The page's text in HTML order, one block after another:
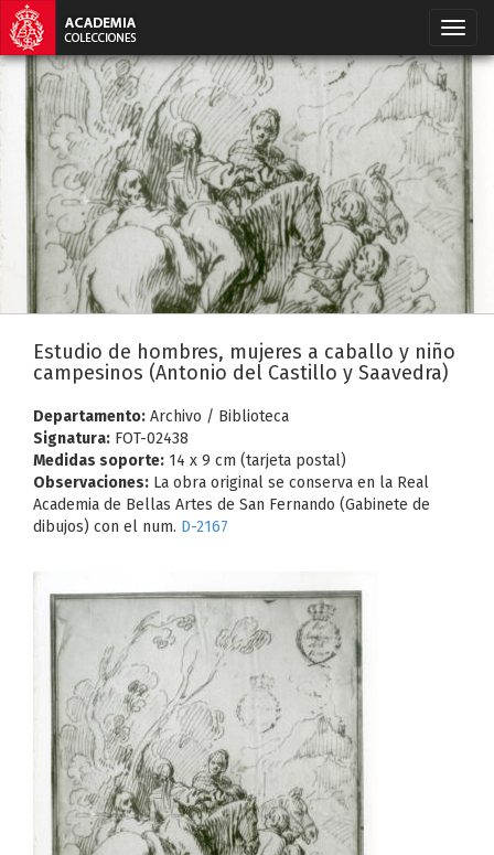
Estudio de hombres, mujeres a caballo y niño
campesinos (Antonio del Castillo y Saavedra)
Departamento: Archivo / Biblioteca
Signatura: FOT-02438
Medidas soporte: 14 x 9 cm (tarjeta postal)
Observaciones: La obra original se conserva en la Real
Academia de Bellas Artes de San Fernando (Gabinete de
dibujos) con el num. D-2167